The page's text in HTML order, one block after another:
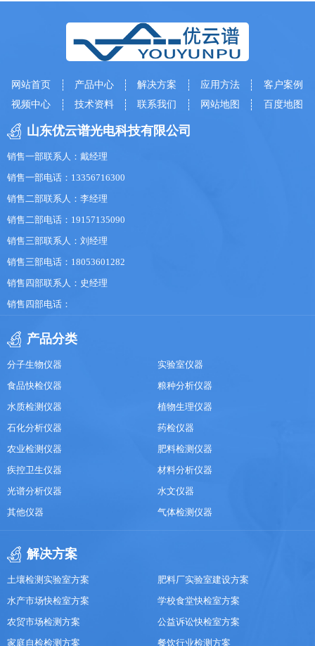
网站首页 产品中心 解决方案 应用方法
客户案例
视频中心
技术资料 联系我们 网站地图 百度地图
山东优云谱光电科技有限公司
销售一部联系人：戴经理
销售一部电话：13356716300
销售二部联系人：李经理
销售二部电话：19157135090
销售三部联系人：刘经理
销售三部电话：18053601282
销售四部联系人：史经理
销售四部电话：
产品分类
分子生物仪器
实验室仪器
食品快检仪器
粮种分析仪器
水质检测仪器
植物生理仪器
石化分析仪器
药检仪器
农业检测仪器
肥料检测仪器
疾控卫生仪器
材料分析仪器
光谱分析仪器
水文仪器
其他仪器
气体检测仪器
解决方案
土壤检测实验室方案
肥料厂实验室建设方案
水产市场快检室方案
学校食堂快检室方案
农贸市场检测方案
公益诉讼快检室方案
家庭自检检测方案
餐饮行业检测方案